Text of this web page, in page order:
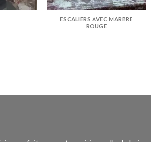
ESCALIERS AVEC MARBRE
ROUGE